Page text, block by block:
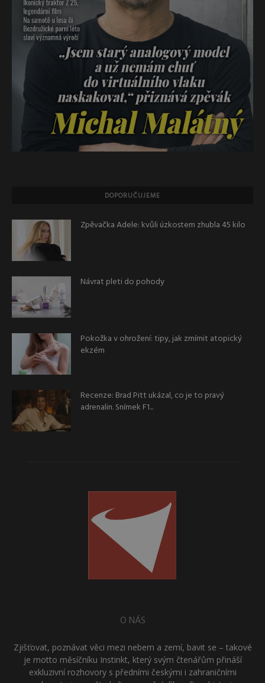
DOPORUČUJEME
Zpěvačka Adele: kvůli úzkostem zhubla 45 kilo
Návrat pleti do pohody
Pokožka v ohrožení: tipy, jak zmírnit atopický
ekzém
Recenze: Brad Pitt ukázal, co je to pravý
adrenalin. Snímek F1...
O NÁS
Zjišťovat, poznávat věci mezi nebem a zemí, bavit se – takové
je motto měsíčníku Instinkt, který svým čtenářům přináší
exkluzivní rozhovory s předními českými i zahraničními